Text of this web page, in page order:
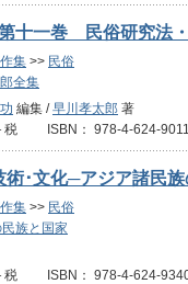
十一巻 民俗研究法
集 >> 民俗
全集
編集 /早川孝太郎 著
＋税 ISBN： 978-4-624-
･文化─アジア諸民
集 >> 民俗
族と国家
＋税 ISBN： 978-4-624-